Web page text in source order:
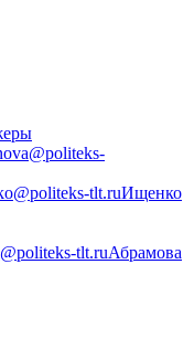
tlt.ruИщенко
tlt.ruАбрамова